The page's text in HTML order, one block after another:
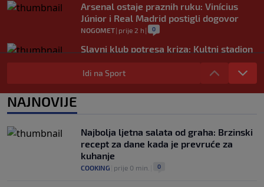
Arsenal ostaje praznih ruku: Vinícius
Júnior i Real Madrid postigli dogovor
NOGOMET| prije 2 h | 0
Slavni klub potresa kriza: Kultni stadion
u Italiji bit će prazan na početku sezone,
navijači objavili rat upravi
Idi na Sport
NAJNOVIJE
Najbolja ljetna salata od graha: Brzinski
recept za dane kada je prevruće za
kuhanje
COOKING prije 0 min. 0